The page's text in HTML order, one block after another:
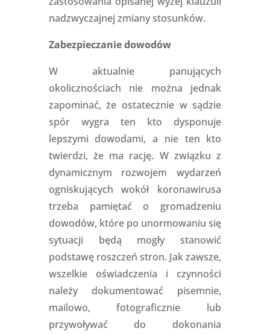
nadzwyczajnej zmiany stosunków.
Zabezpieczanie dowodów
W aktualnie panujących
okolicznościach nie można jednak
zapominać, że ostatecznie w sądzie
spór wygra ten kto dysponuje
lepszymi dowodami, a nie ten kto
twierdzi, że ma rację. W związku z
dynamicznym rozwojem wydarzeń
ogniskujących wokół koronawirusa
trzeba pamiętać o gromadzeniu
dowodów, które po unormowaniu się
sytuacji będą mogły stanowić
podstawę roszczeń stron. Jak zawsze,
wszelkie oświadczenia i czynności
należy dokumentować pisemnie,
mailowo, fotograficznie lub
przywoływać do dokonania